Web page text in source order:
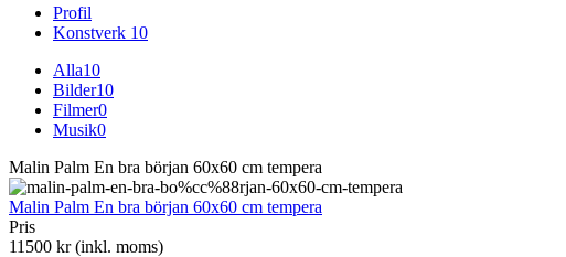
Profil
Konstverk 10
Alla10
Bilder10
Filmer0
Musik0
Malin Palm En bra början 60x60 cm tempera
Malin Palm En bra början 60x60 cm tempera
Pris
11500 kr (inkl. moms)